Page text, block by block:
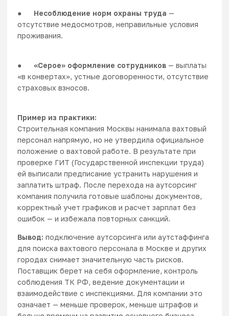
● Несоблюдение норм охраны труда —
отсутствие медосмотров, неправильные условия
проживания.
● «Серое» оформление сотрудников — выплаты
«в конвертах», устные договоренности, отсутствие
страховых взносов.
Пример из практики:
Строительная компания Москвы нанимала вахтовый
персонал напрямую, но не утвердила официальное
положение о вахтовой работе. В результате при
проверке ГИТ (Государственной инспекции труда)
ей выписали предписание устранить нарушения и
заплатить штраф. После перехода на аутсорсинг
компания получила готовые шаблоны документов,
корректный учет графиков и расчет зарплат без
ошибок — и избежала повторных санкций.
Вывод: подключение аутсорсинга или аутстаффинга
для поиска вахтового персонала в Москве и других
городах снимает значительную часть рисков.
Поставщик берет на себя оформление, контроль
соблюдения ТК РФ, ведение документации и
взаимодействие с инспекциями. Для компании это
означает — меньше проверок, меньше штрафов и